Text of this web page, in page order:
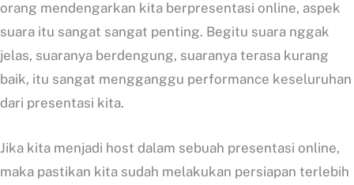
orang mendengarkan kita berpresentasi online, aspek
suara itu sangat sangat penting. Begitu suara nggak
jelas, suaranya berdengung, suaranya terasa kurang
baik, itu sangat mengganggu performance keseluruhan
dari presentasi kita.
Jika kita menjadi host dalam sebuah presentasi online,
maka pastikan kita sudah melakukan persiapan terlebih